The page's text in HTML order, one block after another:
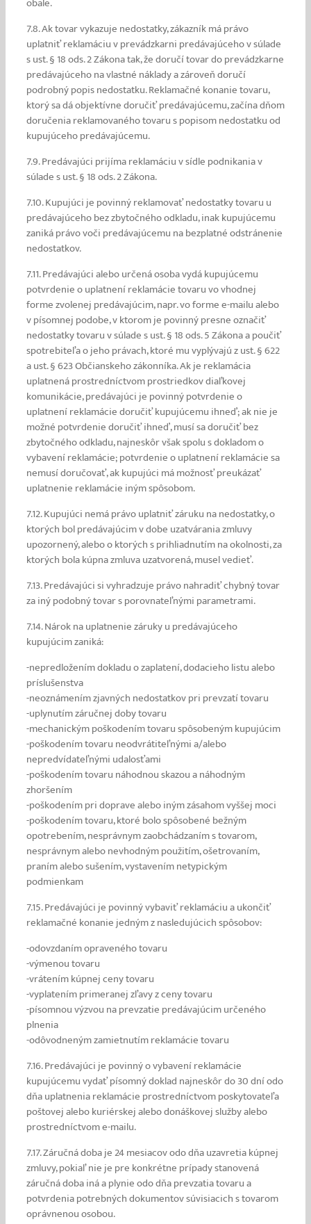
7.8. Ak tovar vykazuje nedostatky, zákazník má právo
uplatniť reklamáciu v prevádzkarni predávajúceho v súlade
s ust. § 18 ods. 2 Zákona tak, že doručí tovar do prevádzkarne
predávajúceho na vlastné náklady a zároveň doručí
podrobný popis nedostatku. Reklamačné konanie tovaru,
ktorý sa dá objektívne doručiť predávajúcemu, začína dňom
doručenia reklamovaného tovaru s popisom nedostatku od
kupujúceho predávajúcemu.
7.9. Predávajúci prijíma reklamáciu v sídle podnikania v
súlade s ust. § 18 ods. 2 Zákona.
7.10. Kupujúci je povinný reklamovať nedostatky tovaru u
predávajúceho bez zbytočného odkladu, inak kupujúcemu
zaniká právo voči predávajúcemu na bezplatné odstránenie
nedostatkov.
7.11. Predávajúci alebo určená osoba vydá kupujúcemu
potvrdenie o uplatnení reklamácie tovaru vo vhodnej
forme zvolenej predávajúcim, napr. vo forme e-mailu alebo
v písomnej podobe, v ktorom je povinný presne označiť
nedostatky tovaru v súlade s ust. § 18 ods. 5 Zákona a poučiť
spotrebiteľa o jeho právach, ktoré mu vyplývajú z ust. § 622
a ust. § 623 Občianskeho zákonníka. Ak je reklamácia
uplatnená prostredníctvom prostriedkov diaľkovej
komunikácie, predávajúci je povinný potvrdenie o
uplatnení reklamácie doručiť kupujúcemu ihneď; ak nie je
možné potvrdenie doručiť ihneď, musí sa doručiť bez
zbytočného odkladu, najneskôr však spolu s dokladom o
vybavení reklamácie; potvrdenie o uplatnení reklamácie sa
nemusí doručovať, ak kupujúci má možnosť preukázať
uplatnenie reklamácie iným spôsobom.
7.12. Kupujúci nemá právo uplatniť záruku na nedostatky, o
ktorých bol predávajúcim v dobe uzatvárania zmluvy
upozornený, alebo o ktorých s prihliadnutím na okolnosti, za
ktorých bola kúpna zmluva uzatvorená, musel vedieť.
7.13. Predávajúci si vyhradzuje právo nahradiť chybný tovar
za iný podobný tovar s porovnateľnými parametrami.
7.14. Nárok na uplatnenie záruky u predávajúceho
kupujúcim zaniká:
-nepredložením dokladu o zaplatení, dodacieho listu alebo
príslušenstva
-neoznámením zjavných nedostatkov pri prevzatí tovaru
-uplynutím záručnej doby tovaru
-mechanickým poškodením tovaru spôsobeným kupujúcim
-poškodením tovaru neodvrátiteľnými a/alebo
nepredvídateľnými udalosťami
-poškodením tovaru náhodnou skazou a náhodným
zhoršením
-poškodením pri doprave alebo iným zásahom vyššej moci
-poškodením tovaru, ktoré bolo spôsobené bežným
opotrebením, nesprávnym zaobchádzaním s tovarom,
nesprávnym alebo nevhodným použitím, ošetrovaním,
praním alebo sušením, vystavením netypickým
podmienkam
7.15. Predávajúci je povinný vybaviť reklamáciu a ukončiť
reklamačné konanie jedným z nasledujúcich spôsobov:
-odovzdaním opraveného tovaru
-výmenou tovaru
-vrátením kúpnej ceny tovaru
-vyplatením primeranej zľavy z ceny tovaru
-písomnou výzvou na prevzatie predávajúcim určeného
plnenia
-odôvodneným zamietnutím reklamácie tovaru
7.16. Predávajúci je povinný o vybavení reklamácie
kupujúcemu vydať písomný doklad najneskôr do 30 dní odo
dňa uplatnenia reklamácie prostredníctvom poskytovateľa
poštovej alebo kuriérskej alebo donáškovej služby alebo
prostredníctvom e-mailu.
7.17. Záručná doba je 24 mesiacov odo dňa uzavretia kúpnej
zmluvy, pokiaľ nie je pre konkrétne prípady stanovená
záručná doba iná a plynie odo dňa prevzatia tovaru a
potvrdenia potrebných dokumentov súvisiacich s tovarom
oprávnenou osobou.